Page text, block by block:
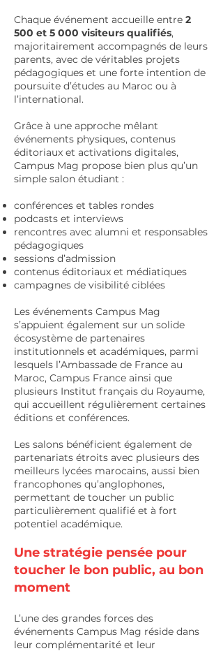
Chaque événement accueille entre 2
500 et 5 000 visiteurs qualifiés,
majoritairement accompagnés de leurs
parents, avec de véritables projets
pédagogiques et une forte intention de
poursuite d’études au Maroc ou à
l’international.
Grâce à une approche mêlant
événements physiques, contenus
éditoriaux et activations digitales,
Campus Mag propose bien plus qu’un
simple salon étudiant :
conférences et tables rondes
podcasts et interviews
rencontres avec alumni et responsables
pédagogiques
sessions d’admission
contenus éditoriaux et médiatiques
campagnes de visibilité ciblées
Les événements Campus Mag
s’appuient également sur un solide
écosystème de partenaires
institutionnels et académiques, parmi
lesquels l’Ambassade de France au
Maroc, Campus France ainsi que
plusieurs Institut français du Royaume,
qui accueillent régulièrement certaines
éditions et conférences.
Les salons bénéficient également de
partenariats étroits avec plusieurs des
meilleurs lycées marocains, aussi bien
francophones qu’anglophones,
permettant de toucher un public
particulièrement qualifié et à fort
potentiel académique.
Une stratégie pensée pour
toucher le bon public, au bon
moment
L’une des grandes forces des
événements Campus Mag réside dans
leur complémentarité et leur